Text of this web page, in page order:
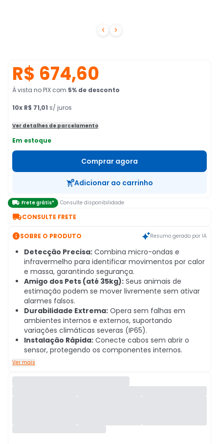
 
R$ 674,60
À vista no PIX com 5% de desconto
10x R$ 71,01 s/ juros
Ver detalhes de parcelamento
Em estoque
Comprar agora
Adicionar ao carrinho
 Frete grátis* Consulte disponibilidade
CONSULTE FRETE
SOBRE O PRODUTO Resumo gerado por IA
Detecção Precisa: Combina micro-ondas e
infravermelho para identificar movimentos por calor
e massa, garantindo segurança.
Amigo dos Pets (até 35kg): Seus animais de
estimação podem se mover livremente sem ativar
alarmes falsos.
Durabilidade Extrema: Opera sem falhas em
ambientes internos e externos, suportando
variações climáticas severas (IP65).
Instalação Rápida: Conecte cabos sem abrir o
sensor, protegendo os componentes internos.
Ver mais